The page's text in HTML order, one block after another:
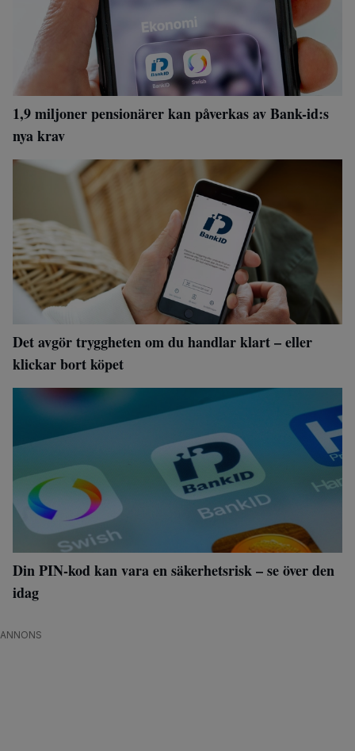
1,9 miljoner pensionärer kan påverkas av Bank-id:s
nya krav
Det avgör tryggheten om du handlar klart – eller
klickar bort köpet
Din PIN-kod kan vara en säkerhetsrisk – se över den
idag
ANNONS